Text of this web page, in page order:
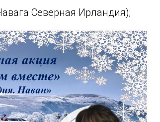
Северная Ирландия);